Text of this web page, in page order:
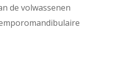
de volwassenen